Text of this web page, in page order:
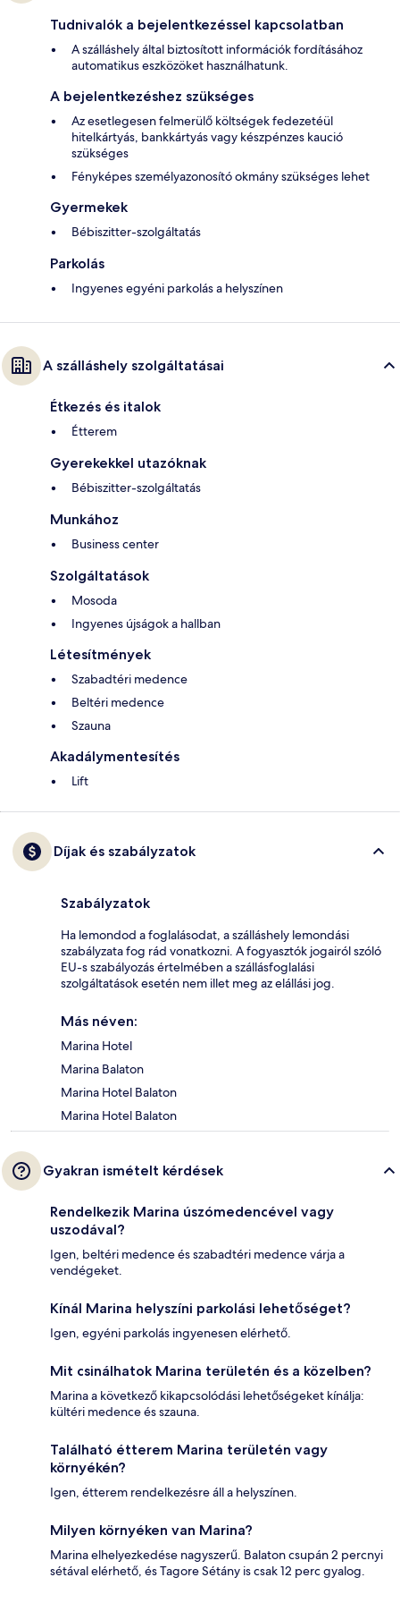
Tudnivalók a bejelentkezéssel kapcsolatban
A szálláshely által biztosított információk fordításához
automatikus eszközöket használhatunk.
A bejelentkezéshez szükséges
Az esetlegesen felmerülő költségek fedezetéül
hitelkártyás, bankkártyás vagy készpénzes kaució
szükséges
Fényképes személyazonosító okmány szükséges lehet
Gyermekek
Bébiszitter-szolgáltatás
Parkolás
Ingyenes egyéni parkolás a helyszínen
A szálláshely szolgáltatásai
Étkezés és italok
Étterem
Gyerekekkel utazóknak
Bébiszitter-szolgáltatás
Munkához
Business center
Szolgáltatások
Mosoda
Ingyenes újságok a hallban
Létesítmények
Szabadtéri medence
Beltéri medence
Szauna
Akadálymentesítés
Lift
Díjak és szabályzatok
Szabályzatok
Ha lemondod a foglalásodat, a szálláshely lemondási
szabályzata fog rád vonatkozni. A fogyasztók jogairól szóló
EU-s szabályozás értelmében a szállásfoglalási
szolgáltatások esetén nem illet meg az elállási jog.
Más néven:
Marina Hotel
Marina Balaton
Marina Hotel Balaton
Marina Hotel Balaton
Gyakran ismételt kérdések
Rendelkezik Marina úszómedencével vagy
uszodával?
Igen, beltéri medence és szabadtéri medence várja a
vendégeket.
Kínál Marina helyszíni parkolási lehetőséget?
Igen, egyéni parkolás ingyenesen elérhető.
Mit csinálhatok Marina területén és a közelben?
Marina a következő kikapcsolódási lehetőségeket kínálja:
kültéri medence és szauna.
Található étterem Marina területén vagy
környékén?
Igen, étterem rendelkezésre áll a helyszínen.
Milyen környéken van Marina?
Marina elhelyezkedése nagyszerű. Balaton csupán 2 percnyi
sétával elérhető, és Tagore Sétány is csak 12 perc gyalog.